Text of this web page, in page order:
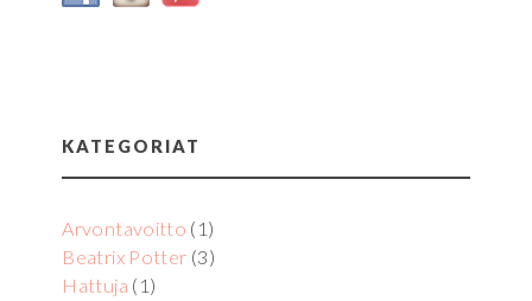
KATEGORIAT
Arvontavoitto (1)
Beatrix Potter (3)
Hattuja (1)